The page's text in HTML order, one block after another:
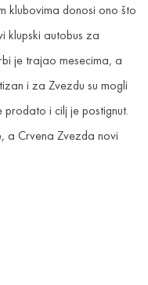
klubovima donosi ono što
klupski autobus za
je trajao mesecima, a
i za Zvezdu su mogli
i cilj je postignut.
a Crvena Zvezda novi